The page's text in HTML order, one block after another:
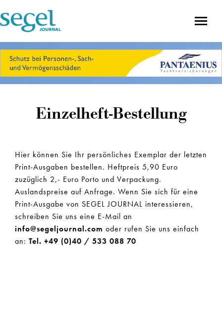
Einzelheft-Bestellung
Hier können Sie Ihr persönliches Exemplar der letzten
Print-Ausgaben bestellen. Heftpreis 5,90 Euro
zuzüglich 2,- Euro Porto und Verpackung.
Auslandspreise auf Anfrage. Wenn Sie sich für eine
Print-Ausgabe von SEGEL JOURNAL interessieren,
schreiben Sie uns eine E-Mail an
info@segeljournal.com oder rufen Sie uns einfach
an: Tel. +49 (0)40 / 533 088 70